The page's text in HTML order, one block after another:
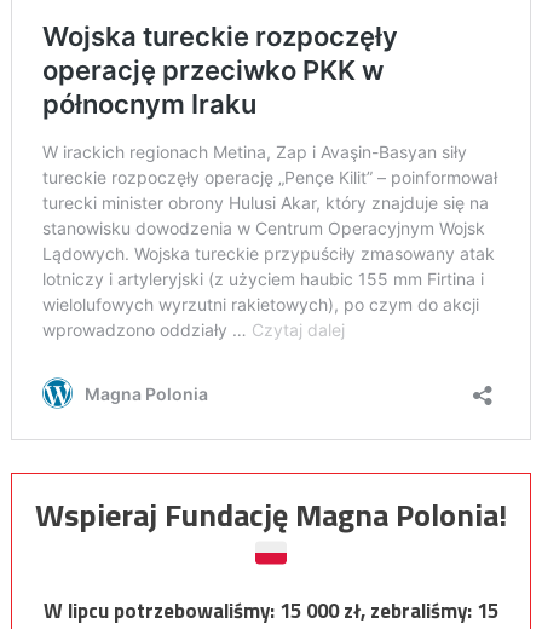
Wspieraj Fundację Magna Polonia!
W lipcu potrzebowaliśmy:15 000zł, zebraliśmy:15